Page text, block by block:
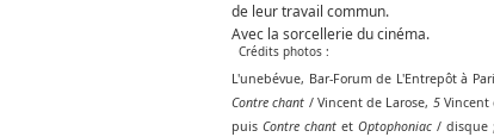
de leur travail commun.
Avec la sorcellerie du cinéma.
Crédits photos :
L'unebévue, Bar-Forum de L'Entrepôt à
Contre chant / Vincent de Larose, 5Vincent
puis Contre chant et Optophoniac / disque ;